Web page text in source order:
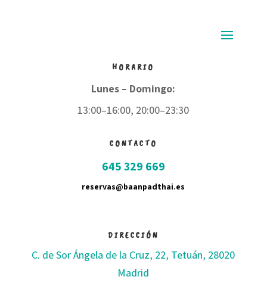
HORARIO
Lunes – Domingo:
13:00–16:00, 20:00–23:30
CONTACTO
645 329 669
reservas@baanpadthai.es
DIRECCIÓN
C. de Sor Ángela de la Cruz, 22, Tetuán, 28020
Madrid